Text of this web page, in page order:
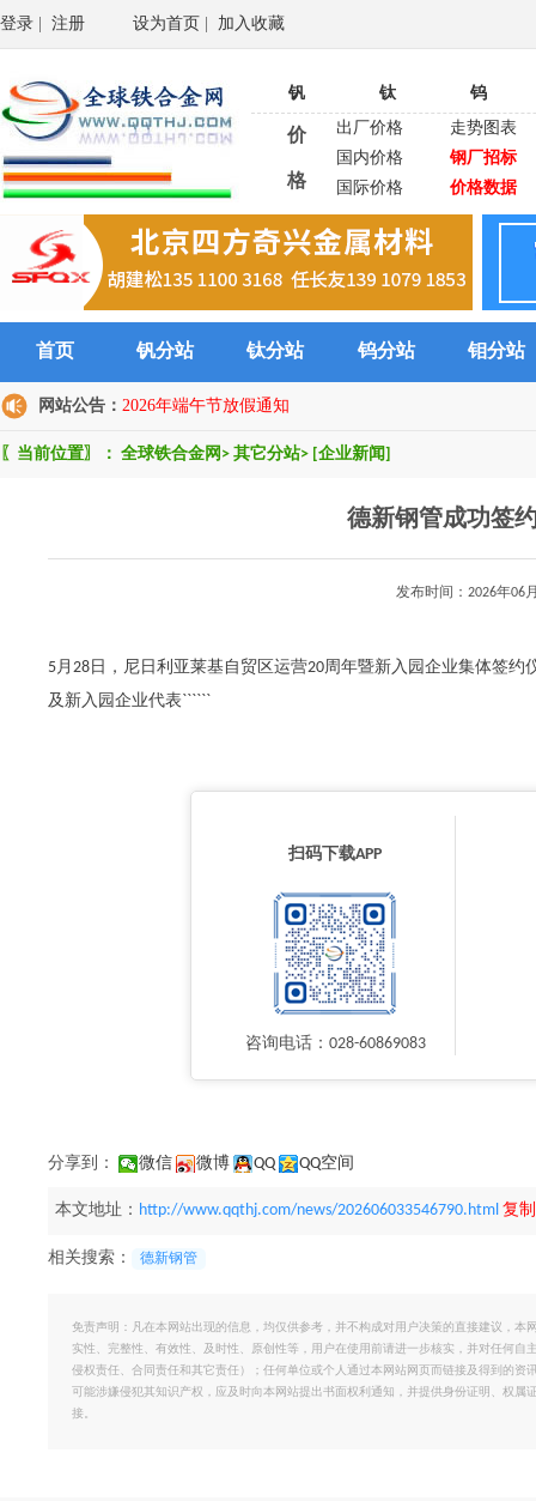
登录 注册 设为首页 加入收藏
钒 钛 钨
价
格
出厂价格
走势图表
国内价格
钢厂招标
国际价格
价格数据
首页 钒分站 钛分站 钨分站 钼分站
网站公告： 2026年端午节放假通知
〖当前位置〗： 全球铁合金网 > 其它分站> [企业新闻]
德新钢管成功签
发布时间：2026年
5月28日，尼日利亚莱基自贸区运营20周年暨新入园企业集体签
及新入园企业代表``````
扫码下载APP
咨询电话：028-60869083
分享到： 微信 微博 QQ QQ空间
本文地址： http://www.qqthj.com/news/202606033546790.html 复
相关搜索： 德新钢管
免责声明：凡在本网站出现的信息，均仅供参考，并不构成对用户决策的直接建议，
实性、完整性、有效性、及时性、原创性等，用户在使用前请进一步核实，并对任何
侵权责任、合同责任和其它责任）；任何单位或个人通过本网站网页而链接及得到的
可能涉嫌侵犯其知识产权，应及时向本网站提出书面权利通知，并提供身份证明、权
接。